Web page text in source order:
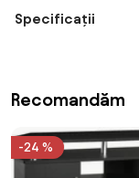
Specificații
Recomandăm
-24 %